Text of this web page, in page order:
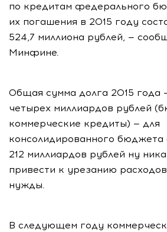
по кредитам федерального
их погашения в 2015 году
524,7 миллиона рублей, —
Минфине.
Общая сумма долга 2015 года
четырех миллиардов рублей
коммерческие кредиты) — для
консолидированного бюджета
212 миллиардов рублей ну
привести к урезанию
нужды.
В следующем году